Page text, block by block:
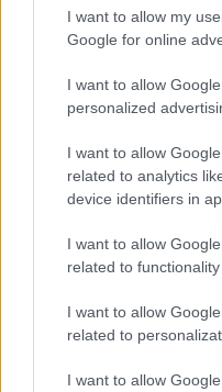
I want to allow my
Google for online
I want to allow
personalized
I want to allow
related to analytics
device identifiers in
I want to allow
related to
I want to allow
related to
I want to allow